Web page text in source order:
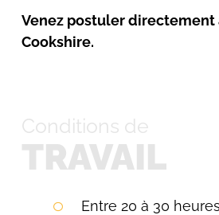
Venez postuler directement
Cookshire.
Conditions de
TRAVAIL
Entre 20 à 30
Rechercher: